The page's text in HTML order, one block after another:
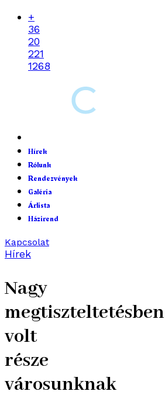
+
36
20
221
1268
Hírek
Rólunk
Rendezvények
Galéria
Árlista
Házirend
Kapcsolat
Hírek
Nagy
megtiszteltetésben
volt
része
városunknak